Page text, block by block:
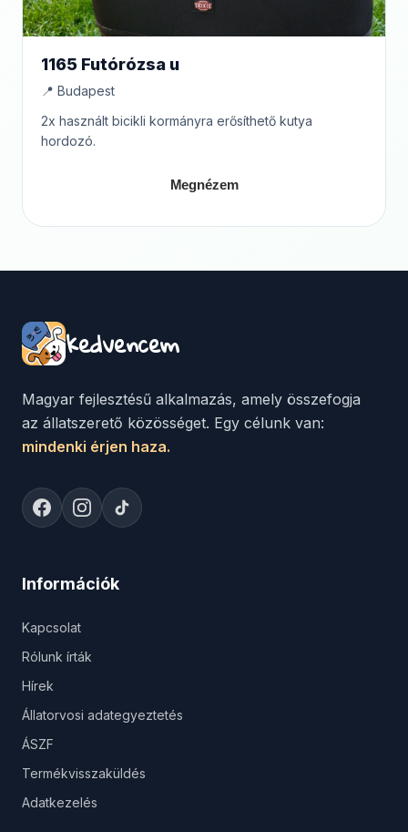
1165 Futórózsa u
📍 Budapest
2x használt bicikli kormányra erősíthető kutya
hordozó.
Megnézem
kedvencem
Magyar fejlesztésű alkalmazás, amely összefogja
az állatszerető közösséget. Egy célunk van:
mindenki érjen haza.
Információk
Kapcsolat
Rólunk írták
Hírek
Állatorvosi adategyeztetés
ÁSZF
Termékvisszaküldés
Adatkezelés